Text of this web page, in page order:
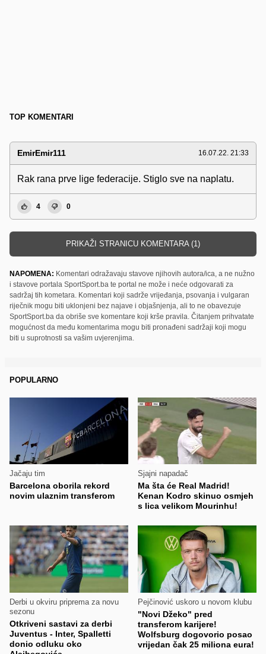
TOP KOMENTARI
EmirEmir111 16.07.22. 21:33
Rak rana prve lige federacije. Stiglo sve na naplatu.
4 0
PRIKAŽI STRANICU KOMENTARA (1)
NAPOMENA: Komentari odražavaju stavove njihovih autora/ica, a ne nužno
i stavove portala SportSport.ba te portal ne može i neće odgovarati za
sadržaj tih kometara. Komentari koji sadrže vrijeđanja, psovanja i vulgaran
riječnik mogu biti uklonjeni bez najave i objašnjenja, ali to ne obavezuje
SportSport.ba da obriše sve komentare koji krše pravila. Čitanjem prihvatate
mogućnost da među komentarima mogu biti pronađeni sadržaji koji mogu
biti u suprotnosti sa vašim uvjerenjima.
POPULARNO
Jačaju tim
Barcelona oborila rekord
novim ulaznim transferom
Sjajni napadač
Ma šta će Real Madrid!
Kenan Kodro skinuo osmjeh
s lica velikom Mourinhu!
Derbi u okviru priprema za novu
sezonu
Otkriveni sastavi za derbi
Juventus - Inter, Spalletti
donio odluku oko
Pejčinović uskoro u novom klubu
"Novi Džeko" pred
transferom karijere!
Wolfsburg dogovorio posao
vrijedan čak 25 miliona eura!